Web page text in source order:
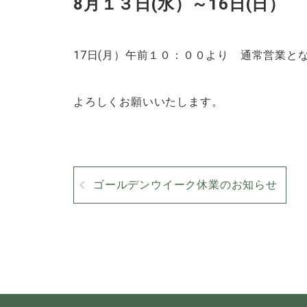
8月１３日(水）～16日(日）
17日(月）午前１０：００より 通常営業とな
よろしくお願いいたします。
ゴールデンウイーク休業のお知らせ